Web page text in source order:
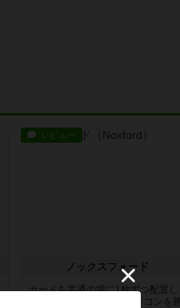
レビュー
ノックスフォード
カードを共通の場に1枚ずつ配置し
ていき、制覇した街のアイコンを勝